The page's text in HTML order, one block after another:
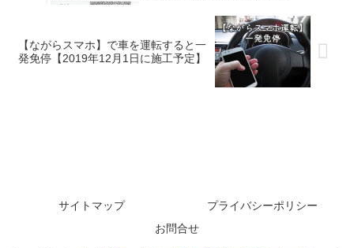
【ながらスマホ】で車を運転すると一
発免停【2019年12月1日に施工予定】
サイトマップ
プライバシーポリシー
お問合せ